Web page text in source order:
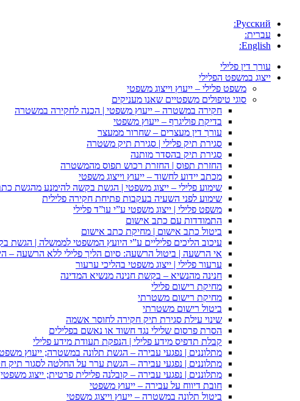
Русский:
עברית:
English:
עורך דין פלילי
ייצוג במשפט הפלילי
משפט פלילי – ייעוץ וייצוג משפטי
סוגי טיפולים משפטיים שאנו מעניקים
חקירה במשטרה – ייעוץ משפטי | הכנה לחקירה במשטרה
בדיקת פוליגרף – ייעוץ משפטי
עורך דין מעצרים – שחרור ממעצר
סגירת תיק פלילי | סגירת תיק משטרה
סגירת תיק בהסדר מותנה
החזרת תפוס | החזרת רכוש תפוס מהמשטרה
מכתב יידוע לחשוד – ייעוץ וייצוג משפטי
שימוע פלילי – ייצוג משפטי | הגשת בקשה להימנע מהגשת כתב
שימוע לפני השעיה בעקבות פתיחת חקירה פלילית
משפט פלילי | ייצוג משפטי ע”י עו”ד פלילי
התמודדות עם כתב אישום
ביטול כתב אישום | מחיקת כתב אישום
עיכוב הליכים פליליים ע”י היועץ המשפטי לממשלה | הגשת
אי הרשעה | ביטול הרשעה: סיום הליך פלילי ללא הרשעה –
ערעור פלילי | ייצוג משפטי בהליכי ערעור
חנינה מהנשיא – בקשת חנינה מנשיא המדינה
מחיקת רישום פלילי
מחיקת רישום משטרתי
ביטול רישום משטרתי
שינוי עילת סגירת תיק חקירה לחוסר אשמה
הסרת פרסום שלילי נגד חשוד או נאשם בפלילים
קבלת תדפיס מידע פלילי | הנפקת תעודת מידע פלילי
מתלוננים | נפגעי עבירה – הגשת תלונה במשטרה; ייעוץ
מתלוננים | נפגעי עבירה – הגשת ערר על החלטה לסגור תיק
מתלוננים | נפגעי עבירה – קובלנה פלילית פרטית; ייצוג משפטי
חובת דיווח על עבירה – ייעוץ משפטי
ביטול תלונה במשטרה – ייעוץ וייצוג משפטי